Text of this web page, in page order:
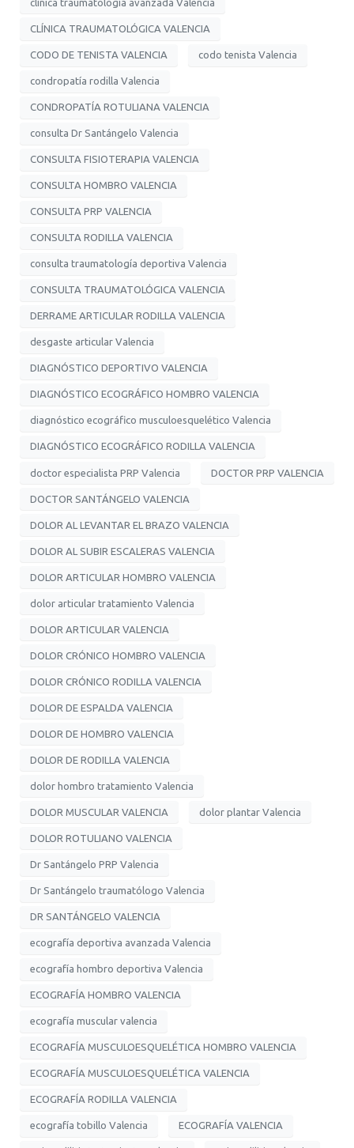
clínica traumatología avanzada Valencia
CLÍNICA TRAUMATOLÓGICA VALENCIA
CODO DE TENISTA VALENCIA codo tenista Valencia
condropatía rodilla Valencia
CONDROPATÍA ROTULIANA VALENCIA
consulta Dr Santángelo Valencia
CONSULTA FISIOTERAPIA VALENCIA
CONSULTA HOMBRO VALENCIA
CONSULTA PRP VALENCIA
CONSULTA RODILLA VALENCIA
consulta traumatología deportiva Valencia
CONSULTA TRAUMATOLÓGICA VALENCIA
DERRAME ARTICULAR RODILLA VALENCIA
desgaste articular Valencia
DIAGNÓSTICO DEPORTIVO VALENCIA
DIAGNÓSTICO ECOGRÁFICO HOMBRO VALENCIA
diagnóstico ecográfico musculoesquelético Valencia
DIAGNÓSTICO ECOGRÁFICO RODILLA VALENCIA
doctor especialista PRP Valencia DOCTOR PRP VALENCIA
DOCTOR SANTÁNGELO VALENCIA
DOLOR AL LEVANTAR EL BRAZO VALENCIA
DOLOR AL SUBIR ESCALERAS VALENCIA
DOLOR ARTICULAR HOMBRO VALENCIA
dolor articular tratamiento Valencia
DOLOR ARTICULAR VALENCIA
DOLOR CRÓNICO HOMBRO VALENCIA
DOLOR CRÓNICO RODILLA VALENCIA
DOLOR DE ESPALDA VALENCIA
DOLOR DE HOMBRO VALENCIA
DOLOR DE RODILLA VALENCIA
dolor hombro tratamiento Valencia
DOLOR MUSCULAR VALENCIA dolor plantar Valencia
DOLOR ROTULIANO VALENCIA
Dr Santángelo PRP Valencia
Dr Santángelo traumatólogo Valencia
DR SANTÁNGELO VALENCIA
ecografía deportiva avanzada Valencia
ecografía hombro deportiva Valencia
ECOGRAFÍA HOMBRO VALENCIA
ecografía muscular valencia
ECOGRAFÍA MUSCULOESQUELÉTICA HOMBRO VALENCIA
ECOGRAFÍA MUSCULOESQUELÉTICA VALENCIA
ECOGRAFÍA RODILLA VALENCIA
ecografía tobillo Valencia ECOGRAFÍA VALENCIA